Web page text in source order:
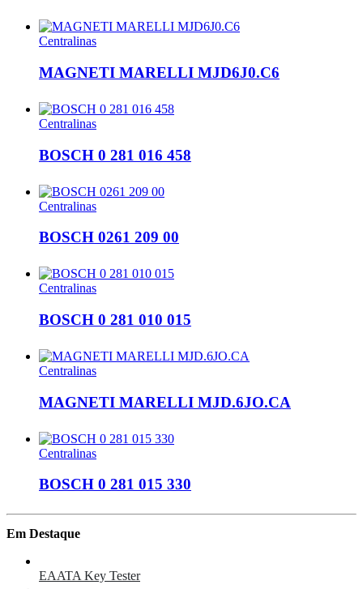
Centralinas
MAGNETI MARELLI MJD6J0.C6
Centralinas
BOSCH 0 281 016 458
Centralinas
BOSCH 0261 209 00
Centralinas
BOSCH 0 281 010 015
Centralinas
MAGNETI MARELLI MJD.6JO.CA
Centralinas
BOSCH 0 281 015 330
Em Destaque
EAATA Key Tester